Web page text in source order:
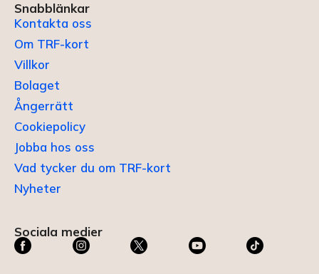
Snabblänkar
Kontakta oss
Om TRF-kort
Villkor
Bolaget
Ångerrätt
Cookiepolicy
Jobba hos oss
Vad tycker du om TRF-kort
Nyheter
Sociala medier